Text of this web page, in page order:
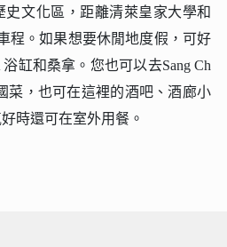
史文化區，距離清萊皇家大學和
程。如果想要休閒地度假，可好
缸和桑拿。您也可以去Sang Ch
菜，也可在這裡的酒吧、酒廊小
時還可在室外用餐。